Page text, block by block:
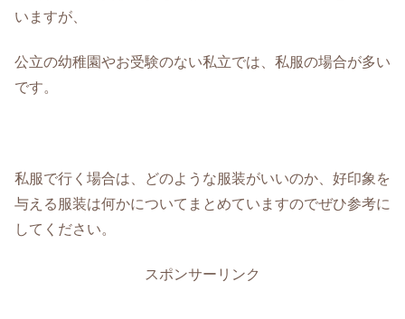
いますが、
公立の幼稚園やお受験のない私立では、私服の場合が多い
です。
私服で行く場合は、どのような服装がいいのか、好印象を
与える服装は何かについてまとめていますのでぜひ参考に
してください。
スポンサーリンク